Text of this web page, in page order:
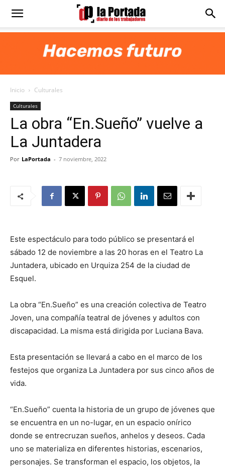
Diario
Portada
Inicio Culturales
Culturales
La obra “En.Sueño” vuelve a
La Juntadera
Por LaPortada - 7 noviembre, 2022
Este espectáculo para todo público se presentará el
sábado 12 de noviembre a las 20 horas en el Teatro La
Juntadera, ubicado en Urquiza 254 de la ciudad de
Esquel.
La obra “En.Sueño” es una creación colectiva de Teatro
Joven, una compañía teatral de jóvenes y adultos con
discapacidad. La misma está dirigida por Luciana Bava.
Esta presentación se llevará a cabo en el marco de los
festejos que organiza La Juntadera por sus cinco años de
vida.
“En.Sueño” cuenta la historia de un grupo de jóvenes que
se encuentra en un no-lugar, en un espacio onírico
donde se entrecruzan sueños, anhelos y deseos. Cada
uno se materializa en diferentes historias, escenarios,
personajes. Se transforman el espacio, los objetos, la